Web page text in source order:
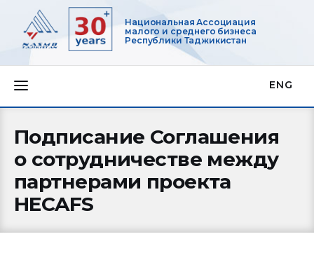
Национальная Ассоциация
малого и среднего бизнеса
Республики Таджикистан
ENG
Подписание Соглашения
о сотрудничестве между
партнерами проекта
HECAFS
Деятельность
Проекты